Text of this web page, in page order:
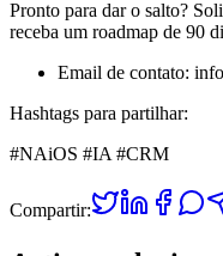
Pronto para dar o salto?
receba um roadmap de 90
Email de contato:
Hashtags para partilhar:
#NAiOS #IA #CRM
Compartir: